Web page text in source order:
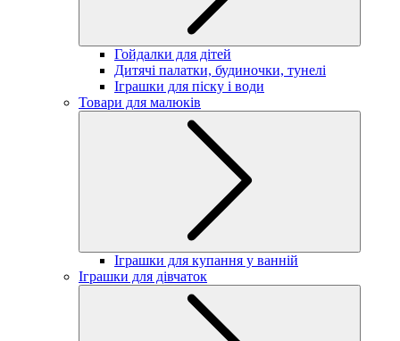
Гойдалки для дітей
Дитячі палатки, будиночки, тунелі
Іграшки для піску і води
Товари для малюків
Іграшки для купання у ванній
Іграшки для дівчаток